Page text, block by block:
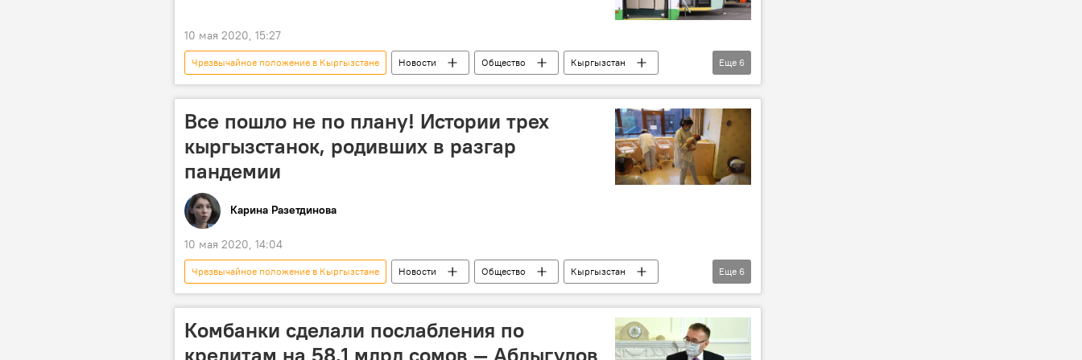
10 мая 2020, 15:27
Чрезвычайное положение в Кыргызстане Новости Общество
Кыргызстан
транспорт
запрет автобус троллейбус
Карантин в Бишкеке
Еще 6
Все пошло не по плану! Истории трех
кыргызстанок, родивших в разгар
пандемии
Карина Разетдинова
10 мая 2020, 14:04
Чрезвычайное положение в Кыргызстане Новости Общество
Кыргызстан
Коронавирус - 2020
коронавирус Роды ребенок
рождение
Еще 6
Комбанки сделали послабления по
кредитам на 58,1 млрд сомов — Абдыгулов